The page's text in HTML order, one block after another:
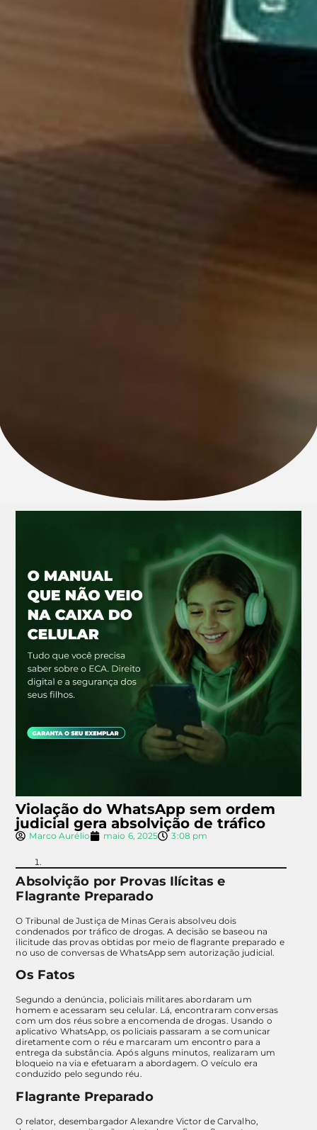
Violação do WhatsApp sem ordem
judicial gera absolvição de tráfico
Marco Aurélio maio 6, 2025 3:08 pm
Absolvição por Provas Ilícitas e
Flagrante Preparado
O Tribunal de Justiça de Minas Gerais absolveu dois
condenados por tráfico de drogas. A decisão se baseou na
ilicitude das provas obtidas por meio de flagrante preparado e
no uso de conversas de WhatsApp sem autorização judicial.
Os Fatos
Segundo a denúncia, policiais militares abordaram um
homem e acessaram seu celular. Lá, encontraram conversas
com um dos réus sobre a encomenda de drogas. Usando o
aplicativo WhatsApp, os policiais passaram a se comunicar
diretamente com o réu e marcaram um encontro para a
entrega da substância. Após alguns minutos, realizaram um
bloqueio na via e efetuaram a abordagem. O veículo era
conduzido pelo segundo réu.
Flagrante Preparado
O relator, desembargador Alexandre Victor de Carvalho,